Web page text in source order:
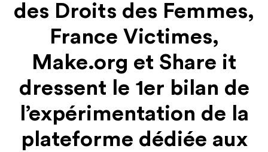
des Droits des Femmes,
France Victimes,
Make.org et Share it
dressent le 1er bilan de
l’expérimentation de la
plateforme dédiée aux